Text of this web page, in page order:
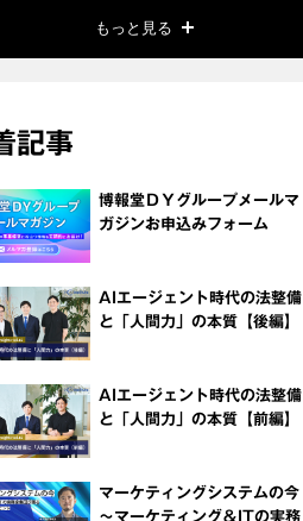
もっと見る
記事
博報堂ＤＹグループメールマ
ガジンお申込みフォーム
AIエージェント時代の法整備
と「人間力」の本質【後編】
AIエージェント時代の法整備
と「人間力」の本質【前編】
マーケティングシステムの今
～マーケティング＆ITの実務